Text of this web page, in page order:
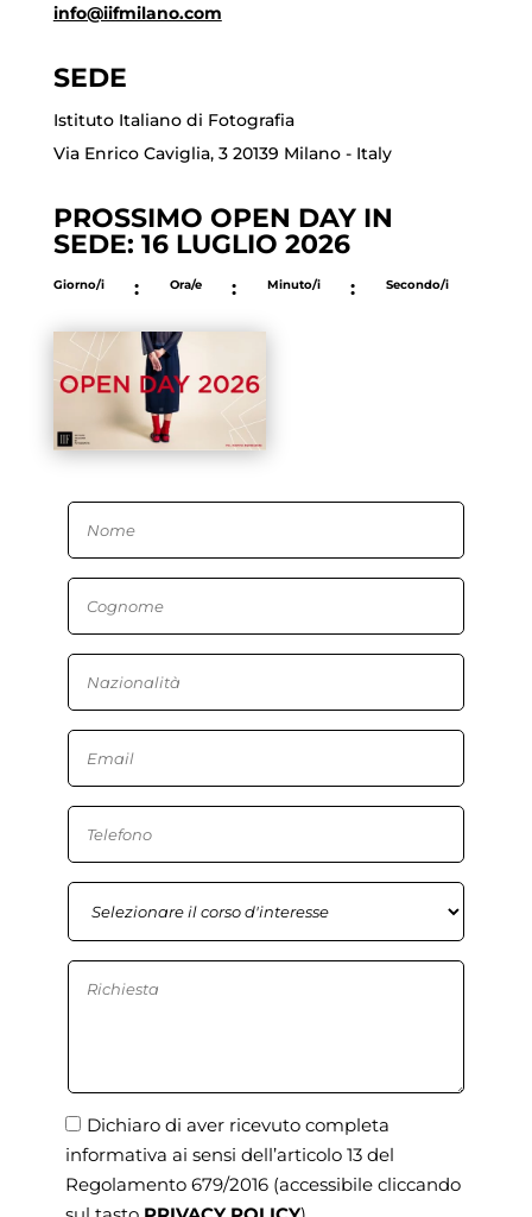
info@iifmilano.com
SEDE
Istituto Italiano di Fotografia
Via Enrico Caviglia, 3 20139 Milano - Italy
PROSSIMO OPEN DAY IN
SEDE: 16 LUGLIO 2026
Giorno/i : Ora/e : Minuto/i : Secondo/i
Dichiaro di aver ricevuto completa
informativa ai sensi dell’articolo 13 del
Regolamento 679/2016 (accessibile cliccando